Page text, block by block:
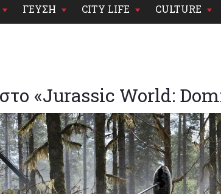
ΓΕΥΣΗ CITY LIFE CULTURE
«Jurassic World: